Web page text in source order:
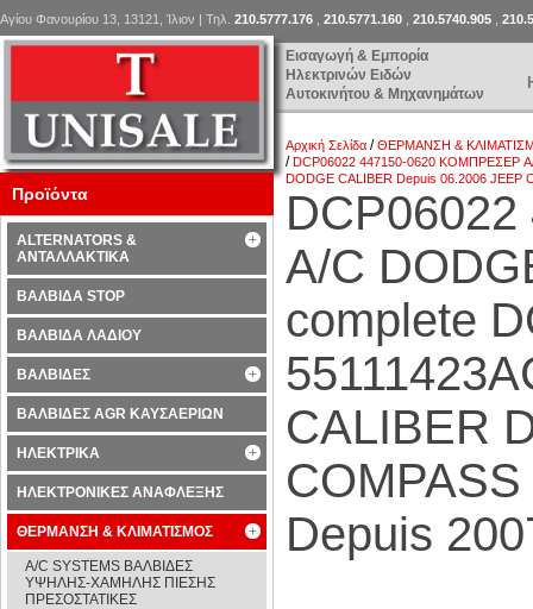
Εισαγωγή & Εμπορία
Ηλεκτρινών Ειδών
Αυτοκινήτου & Μηχανημάτων
Αγίου Φανουρίου 13, 13121, Ίλιον | Τηλ. 210.5777.176 210.5771.160 210.5740.905
Αρχική Σελίδα /ΘΕΡΜΑΝΣΗ &
/DCP06022 447150-0620 ΚΟΜΠΡΕΣΕΡ A/
DODGE CALIBER Depuis 06.2006 JEEP
A/C
complete
CALIBER
Depuis
Προϊόντα
ALTERNATORS &
ΑΝΤΑΛΛΑΚΤΙΚΑ
ΒΑΛΒΙΔΑ STOP
ΒΑΛΒΙΔΑ ΛΑΔΙΟΥ
ΒΑΛΒΙΔΕΣ
ΒΑΛΒΙΔΕΣ AGR ΚΑΥΣΑΕΡΙΩΝ
ΗΛΕΚΤΡΙΚΑ
ΗΛΕΚΤΡΟΝΙΚΕΣ ΑΝΑΦΛΕΞΗΣ
ΘΕΡΜΑΝΣΗ & ΚΛΙΜΑΤΙΣΜΟΣ
A/C SYSTEMS ΒΑΛΒΙΔΕΣ
ΥΨΗΛΗΣ-ΧΑΜΗΛΗΣ ΠΙΕΣΗΣ
ΠΡΕΣΟΣΤΑΤΙΚΕΣ